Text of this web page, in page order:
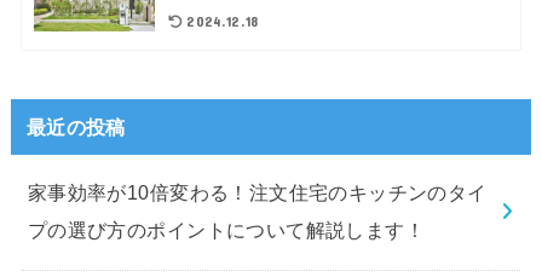
2024.12.18
最近の投稿
家事効率が10倍変わる！注文住宅のキッチンのタイ
プの選び方のポイントについて解説します！